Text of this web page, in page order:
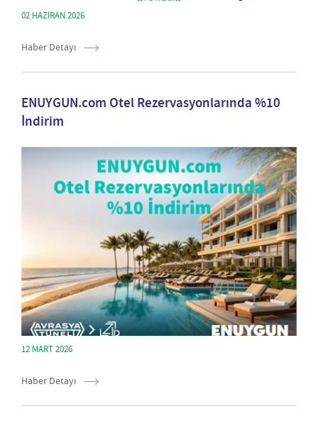
02 HAZIRAN 2026
Haber Detayı
ENUYGUN.com Otel Rezervasyonlarında %10
İndirim
12 MART 2026
Haber Detayı